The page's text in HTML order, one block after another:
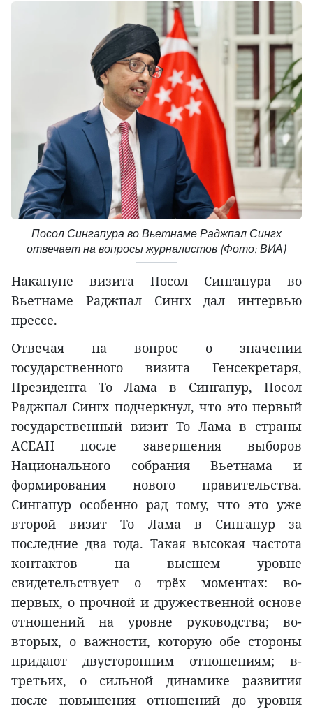
Посол Сингапура во Вьетнаме Раджпал Сингх
отвечает на вопросы журналистов (Фото: ВИА)
Накануне визита Посол Сингапура во
Вьетнаме Раджпал Сингх дал интервью
прессе.
Отвечая на вопрос о значении
государственного визита Генсекретаря,
Президента То Лама в Сингапур, Посол
Раджпал Сингх подчеркнул, что это первый
государственный визит То Лама в страны
АСЕАН после завершения выборов
Национального собрания Вьетнама и
формирования нового правительства.
Сингапур особенно рад тому, что это уже
второй визит То Лама в Сингапур за
последние два года. Такая высокая частота
контактов на высшем уровне
свидетельствует о трёх моментах: во-
первых, о прочной и дружественной основе
отношений на уровне руководства; во-
вторых, о важности, которую обе стороны
придают двусторонним отношениям; в-
третьих, о сильной динамике развития
после повышения отношений до уровня